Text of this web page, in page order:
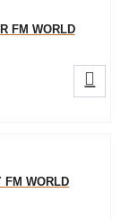
FM WORLD

FM WORLD